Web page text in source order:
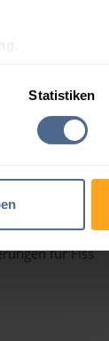
Statistiken
ebenfalls
zugelegt und
für Fiss